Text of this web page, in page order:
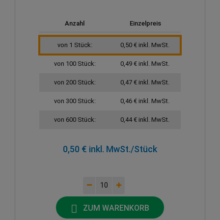
Anzahl Einzelpreis
von 1 Stück: 0,50 € inkl. MwSt.
von 100 Stück: 0,49 € inkl. MwSt.
von 200 Stück: 0,47 € inkl. MwSt.
von 300 Stück: 0,46 € inkl. MwSt.
von 600 Stück: 0,44 € inkl. MwSt.
0,50 € inkl. MwSt./Stück
ZUM WARENKORB